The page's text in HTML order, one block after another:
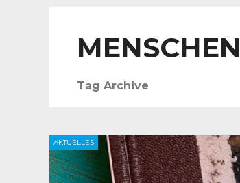
MENSCHEN
Tag Archive
AKTUELLES